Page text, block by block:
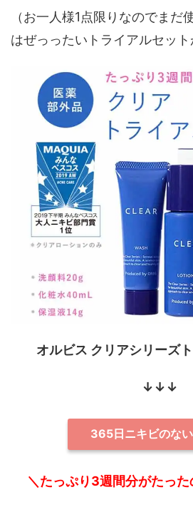
（お一人様1点限りなのでまだ
はぜっったいトライアルセット
オルビス クリアシリーズ
↓↓↓
365日ニキビのない
＼たっぷり3週間分がたっ